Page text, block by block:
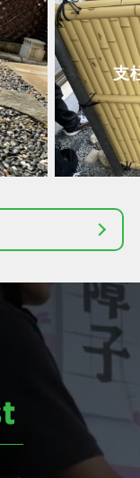
支